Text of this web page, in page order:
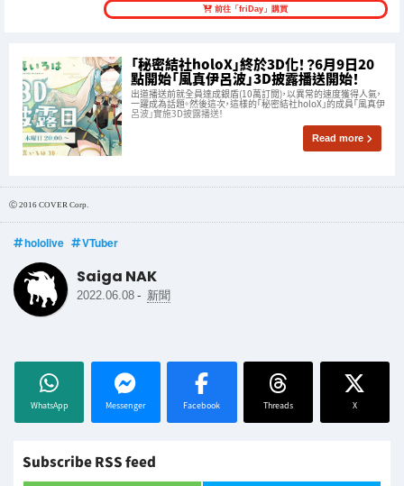
前往「friDay」購買
「秘密結社holoX」終於3D化！？6月9日20
點開始「風真伊呂波」3D披露播送開始！
出道播送前就全員達成銀盾(10萬訂閲)，以異常的速度獲得人氣，
一躍成為話題。然後這次，這樣的「秘密結社holoX」的成員「風真伊
呂波」實施3D披露播送！
Read more
Ⓒ 2016 COVER Corp.
hololive VTuber
Saiga NAK
2022.06.08 - 新聞
WhatsApp Messenger Facebook Threads X
Subscribe RSS feed